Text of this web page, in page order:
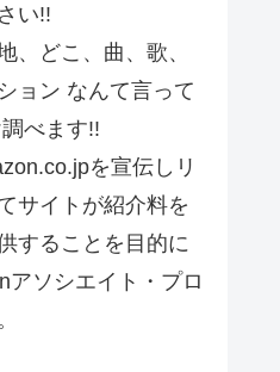
い!!
、どこ、曲、歌、
ョン なんて言って
べます!!
を宣伝しリ
サイトが紹介料を
することを目的に
アソシエイト・プロ